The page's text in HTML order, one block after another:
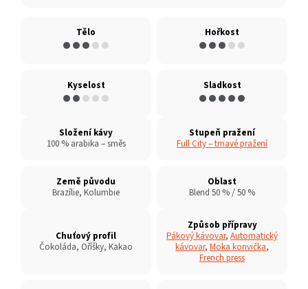
Tělo
●●●●●
Hořkost
●●●●●
Kyselost
●●●●●
Sladkost
●●●●●
Složení kávy
100 % arabika – směs
Stupeň pražení
Full City – tmavé pražení
Země původu
Brazílie, Kolumbie
Oblast
Blend 50 % / 50 %
Chuťový profil
Čokoláda, Oříšky, Kakao
Způsob přípravy
Pákový kávovar, Automatický
kávovar, Moka konvička,
French press